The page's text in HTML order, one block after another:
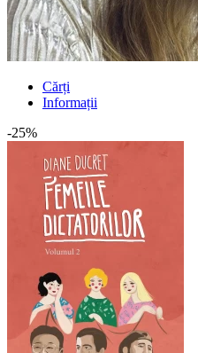
Cărți
Informații
-25%